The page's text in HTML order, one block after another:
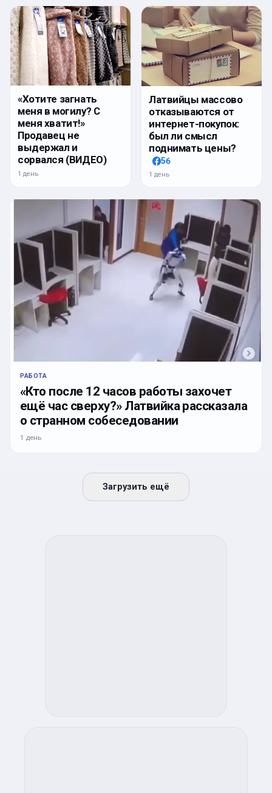
«Хотите загнать
меня в могилу? С
меня хватит!»
Продавец не
выдержал и
сорвался (ВИДЕО)
1 день
Латвийцы массово
отказываются от
интернет-покупок:
был ли смысл
поднимать цены?
56
1 день
РАБОТА
«Кто после 12 часов работы захочет
ещё час сверху?» Латвийка рассказала
о странном собеседовании
1 день
Загрузить ещё